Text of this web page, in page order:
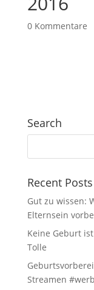
0 Kommentare
Search
Recent Posts
Gut zu wissen:
Elternsein
Keine Geburt
Tolle
Streamen